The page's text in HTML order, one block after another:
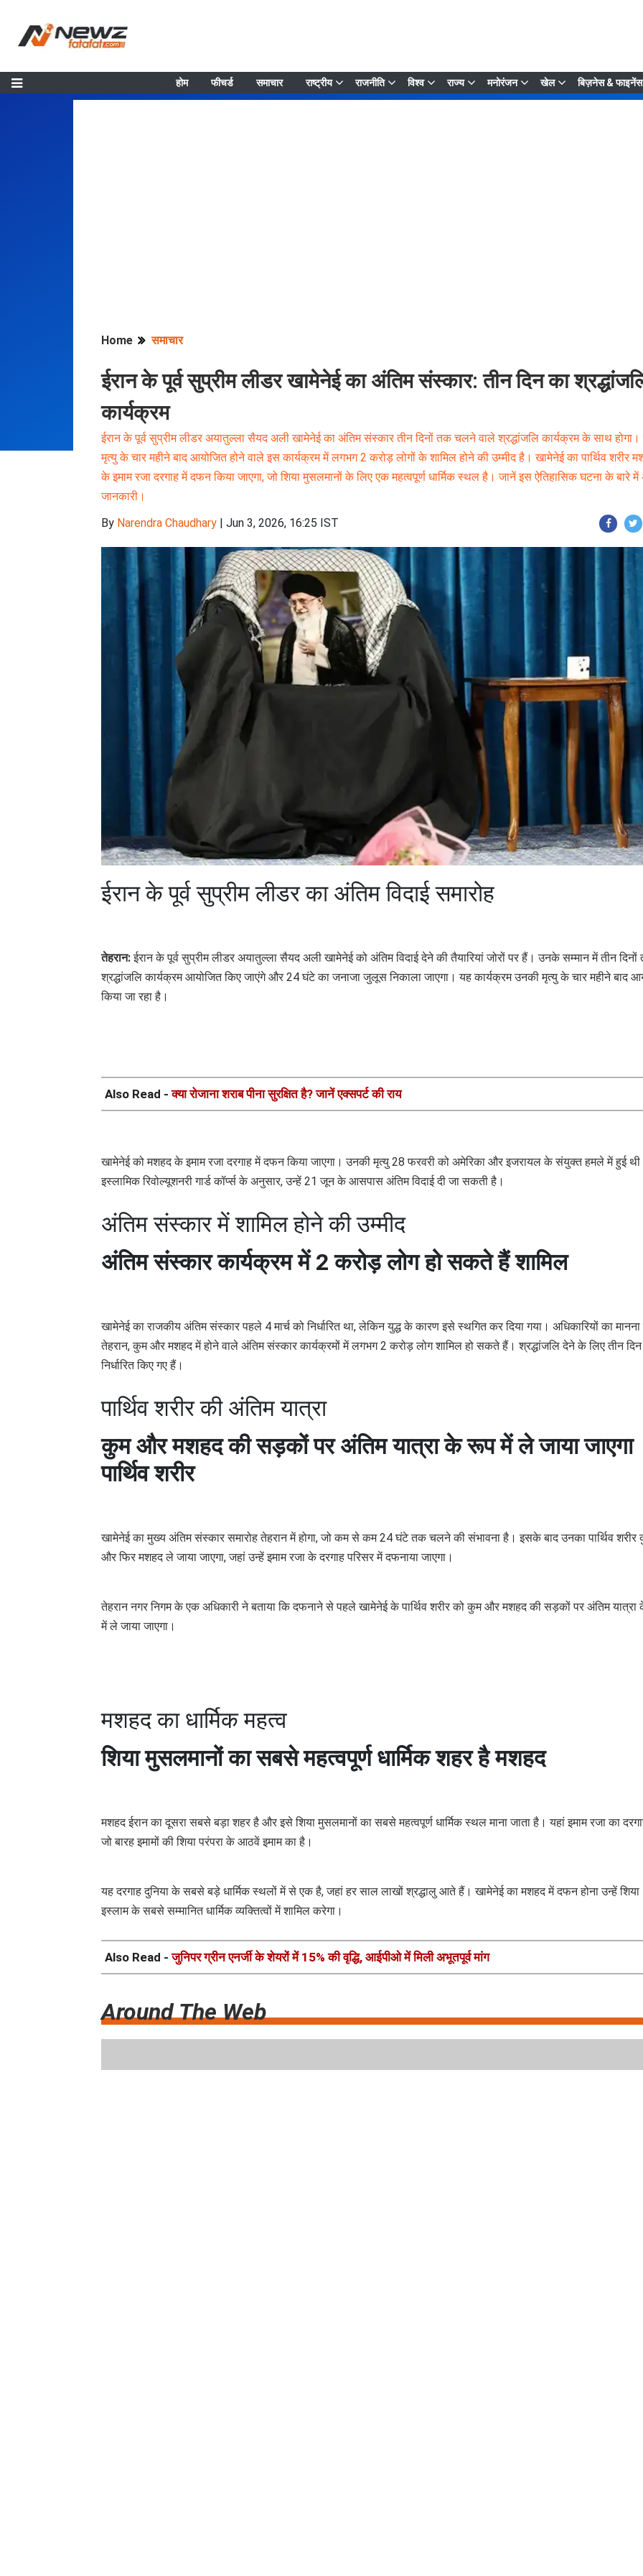
होम फीचर्ड समाचार राष्ट्रीय राजनीति विश्व राज्य मनोरंजन खेल बिज़नेस & फाइनेंस
Home समाचार
ईरान के पूर्व सुप्रीम लीडर खामेनेई का अंतिम संस्कार: तीन दिन का
कार्यक्रम
ईरान के पूर्व सुप्रीम लीडर अयातुल्ला सैयद अली खामेनेई का अंतिम संस्कार तीन दिनों तक चलने वाले श्रद्धांजलि कार्यक्रम के साथ
मृत्यु के चार महीने बाद आयोजित होने वाले इस कार्यक्रम में लगभग 2 करोड़ लोगों के शामिल होने की उम्मीद है। खामेनेई का पार्थिव शरीर
के इमाम रजा दरगाह में दफन किया जाएगा, जो शिया मुसलमानों के लिए एक महत्वपूर्ण धार्मिक स्थल है। जानें इस ऐतिहासिक घटना के बारे
जानकारी।
By Narendra Chaudhary | Jun 3, 2026, 16:25 IST
ईरान के पूर्व सुप्रीम लीडर का अंतिम विदाई समारोह
तेहरान:ईरान के पूर्व सुप्रीम लीडर अयातुल्ला सैयद अली खामेनेई को अंतिम विदाई देने की तैयारियां जोरों पर हैं। उनके सम्मान में तीन
श्रद्धांजलि कार्यक्रम आयोजित किए जाएंगे और 24 घंटे का जनाजा जुलूस निकाला जाएगा। यह कार्यक्रम उनकी मृत्यु के चार महीने बाद
किया जा रहा है।
Also Read -क्या रोजाना शराब पीना सुरक्षित है? जानें एक्सपर्ट की राय
खामेनेई को मशहद के इमाम रजा दरगाह में दफन किया जाएगा। उनकी मृत्यु 28 फरवरी को अमेरिका और इजरायल के संयुक्त हमले में हुई
इस्लामिक रिवोल्यूशनरी गार्ड कॉर्प्स के अनुसार, उन्हें 21 जून के आसपास अंतिम विदाई दी जा सकती है।
अंतिम संस्कार में शामिल होने की उम्मीद
अंतिम संस्कार कार्यक्रम में 2 करोड़ लोग हो सकते हैं शामिल
खामेनेई का राजकीय अंतिम संस्कार पहले 4 मार्च को निर्धारित था, लेकिन युद्ध के कारण इसे स्थगित कर दिया गया। अधिकारियों का
तेहरान, कुम और मशहद में होने वाले अंतिम संस्कार कार्यक्रमों में लगभग 2 करोड़ लोग शामिल हो सकते हैं। श्रद्धांजलि देने के लिए तीन दिन
निर्धारित किए गए हैं।
पार्थिव शरीर की अंतिम यात्रा
कुम और मशहद की सड़कों पर अंतिम यात्रा के रूप में ले जाया जाएगा
पार्थिव शरीर
खामेनेई का मुख्य अंतिम संस्कार समारोह तेहरान में होगा, जो कम से कम 24 घंटे तक चलने की संभावना है। इसके बाद उनका पार्थिव शरीर
और फिर मशहद ले जाया जाएगा, जहां उन्हें इमाम रजा के दरगाह परिसर में दफनाया जाएगा।
तेहरान नगर निगम के एक अधिकारी ने बताया कि दफनाने से पहले खामेनेई के पार्थिव शरीर को कुम और मशहद की सड़कों पर अंतिम
में ले जाया जाएगा।
मशहद का धार्मिक महत्व
शिया मुसलमानों का सबसे महत्वपूर्ण धार्मिक शहर है मशहद
मशहद ईरान का दूसरा सबसे बड़ा शहर है और इसे शिया मुसलमानों का सबसे महत्वपूर्ण धार्मिक स्थल माना जाता है। यहां इमाम रजा का
जो बारह इमामों की शिया परंपरा के आठवें इमाम का है।
यह दरगाह दुनिया के सबसे बड़े धार्मिक स्थलों में से एक है, जहां हर साल लाखों श्रद्धालु आते हैं। खामेनेई का मशहद में दफन होना उन्हें शिया
इस्लाम के सबसे सम्मानित धार्मिक व्यक्तित्वों में शामिल करेगा।
Also Read -जुनिपर ग्रीन एनर्जी के शेयरों में 15% की वृद्धि, आईपीओ में मिली अभूतपूर्व मांग
Around The Web